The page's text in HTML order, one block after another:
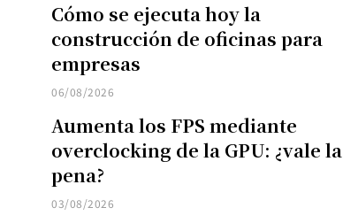
Cómo se ejecuta hoy la
construcción de oficinas para
empresas
06/08/2026
Aumenta los FPS mediante
overclocking de la GPU: ¿vale la
pena?
03/08/2026